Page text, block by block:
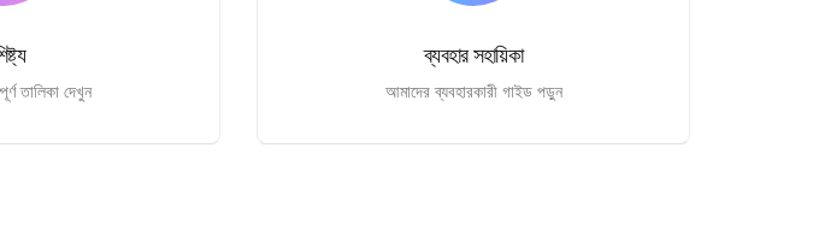
তালিকা দেখুন
ব্যবহার সহায়িকা
আমাদের ব্যবহারকারী গাইড পড়ুন